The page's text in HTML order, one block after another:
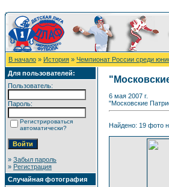
В начало » История » Чемпионат России среди
Для пользователей:
Пользователь:
Пароль:
Регистрироваться
автоматически?
» Забыл пароль
» Регистрация
Случайная фотография
6 мая 2007 г.
"Московские
Найдено: 19 фото